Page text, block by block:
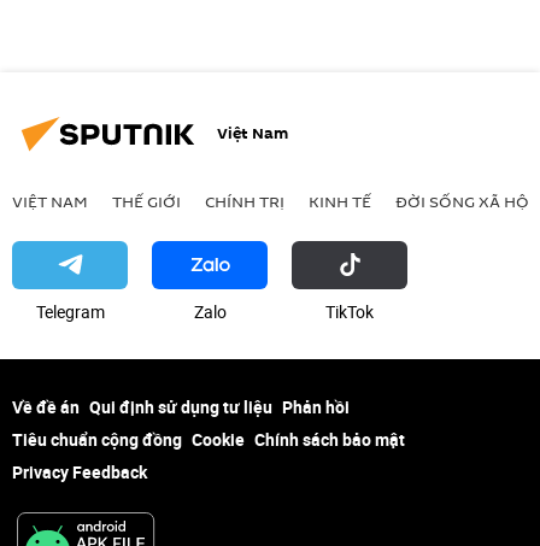
Việt Nam
VIỆT NAM THẾ GIỚI CHÍNH TRỊ KINH TẾ ĐỜI SỐNG XÃ HỘI
Telegram Zalo ТikТоk
Về đề án Qui định sử dụng tư liệu Phản hồi
Tiêu chuẩn cộng đồng Cookie Chính sách bảo mật
Privacy Feedback